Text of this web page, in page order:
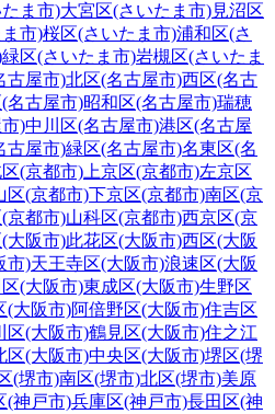
ま市)大宮区(さいたま市)見沼区
市)桜区(さいたま市)浦和区(さ
緑区(さいたま市)岩槻区(さいたま
古屋市)北区(名古屋市)西区(名古
名古屋市)昭和区(名古屋市)瑞穂
)中川区(名古屋市)港区(名古屋
古屋市)緑区(名古屋市)名東区(名
(京都市) 上京区(京都市)左京区
区(京都市)下京区(京都市)南区(京
京都市)山科区(京都市)西京区(京
大阪市)此花区(大阪市)西区(大阪
市)天王寺区(大阪市)浪速区(大阪
(大阪市)東成区(大阪市)生野区
(大阪市)阿倍野区(大阪市)住吉区
区(大阪市)鶴見区(大阪市)住之江
区(大阪市)中央区(大阪市)堺区(堺
(堺市)南区(堺市)北区(堺市)美原
(神戸市)兵庫区(神戸市)長田区(神